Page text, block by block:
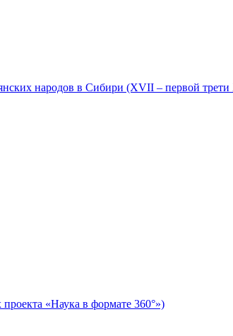
народов в Сибири (XVII – первой
«Наука в формате 360°»)